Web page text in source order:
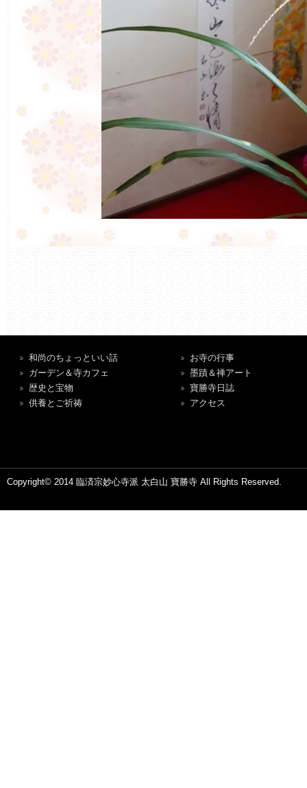
和尚のちょっといい話
ガーデン＆寺カフェ
歴史と宝物
供養とご祈祷
お寺の行事
墨蹟＆禅アート
寶勝寺日誌
アクセス
Copyright© 2014 臨済宗妙心寺派 太白山 寶勝寺 All Rights Reserved.